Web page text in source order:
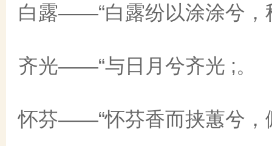
白露——“白露纷以涂涂兮，
齐光——“与日月兮齐光 ;。
怀芬——“怀芬香而挟蕙兮，